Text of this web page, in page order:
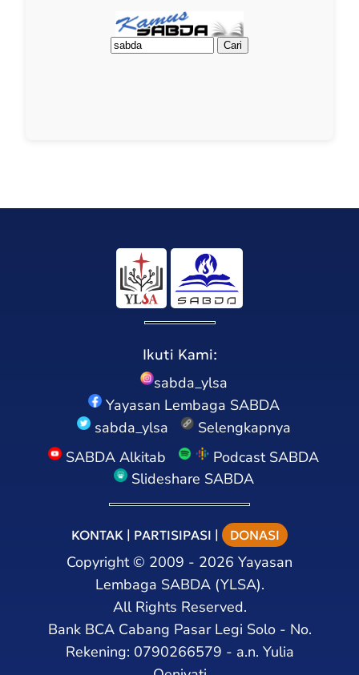
Ikuti Kami:
sabda_ylsa
Yayasan Lembaga SABDA
sabda_ylsa
Selengkapnya
SABDA Alkitab
Podcast SABDA
Slideshare SABDA
KONTAK | PARTISIPASI | DONASI
Copyright© 2009 - 2026 Yayasan
Lembaga SABDA (YLSA).
All Rights Reserved.
Bank BCA Cabang Pasar Legi Solo - No.
Rekening: 0790266579 - a.n. Yulia